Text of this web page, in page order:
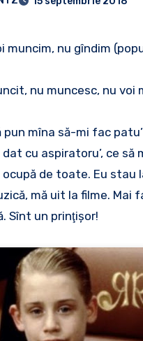
muncim, nu gîndim
nu muncesc, nu voi
pun mîna să-mi fac
dat cu aspiratoru’, ce să
ocupă de toate. Eu stau
mă uit la filme. Mai
Sînt un prinţişor!